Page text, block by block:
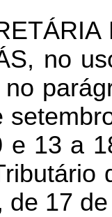
no
e 13 a
de 17